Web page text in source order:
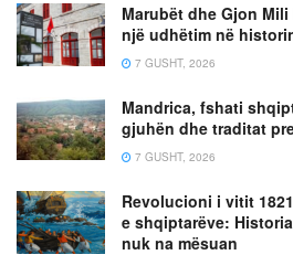
Marubët dhe Gjon
një udhëtim në
7 GUSHT, 2026
Mandrica, fshati
gjuhën dhe traditat
7 GUSHT, 2026
Revolucioni i vitit
e shqiptarëve:
nuk na mësuan